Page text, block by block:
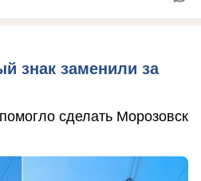
знак заменили за
сделать Морозовск